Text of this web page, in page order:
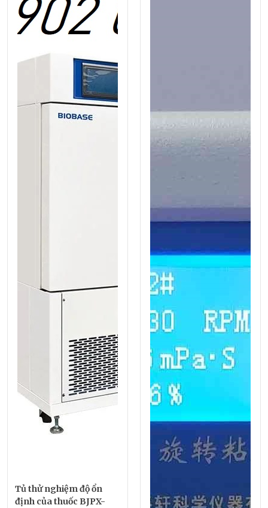
Tủ thử nghiệm độ ổn
định của thuốc BJPX-